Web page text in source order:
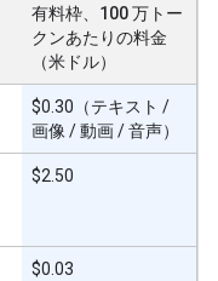
有料枠、100 万トー
クンあたりの料金
（米ドル）
$0.30（テキスト /
画像 / 動画 / 音声）
$2.50
$0.03